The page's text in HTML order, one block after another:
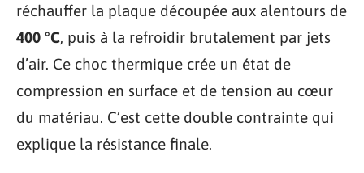
réchauffer la plaque découpée aux alentours de
400 °C, puis à la refroidir brutalement par jets
d’air. Ce choc thermique crée un état de
compression en surface et de tension au cœur
du matériau. C’est cette double contrainte qui
explique la résistance finale.